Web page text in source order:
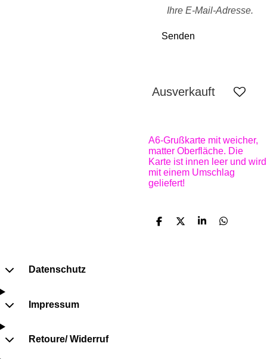
Senden
Ausverkauft
A6-Grußkarte mit weicher,
matter Oberfläche. Die
Karte ist innen leer und wird
mit einem Umschlag
geliefert!
T
T
T
T
Datenschutz
Impressum
Retoure/ Widerruf